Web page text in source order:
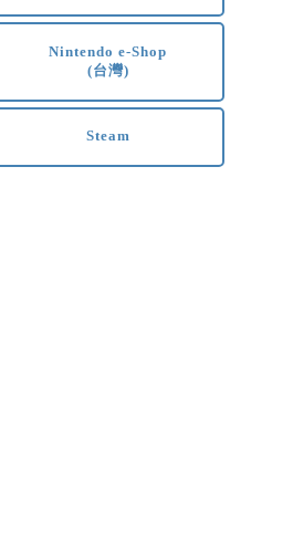
Nintendo e-Shop
(台灣)
Steam